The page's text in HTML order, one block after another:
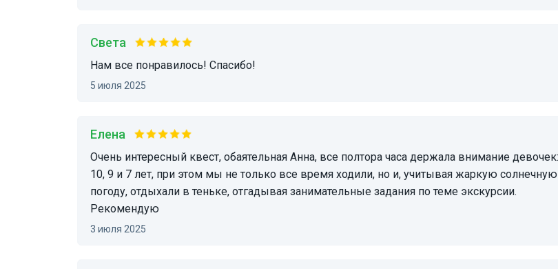
Света
Нам все понравилось! Спасибо!
5 июля 2025
Елена
Очень интересный квест, обаятельная Анна, все полтора часа держала внимание девочек:
10, 9 и 7 лет, при этом мы не только все время ходили, но и, учитывая жаркую солнечную
погоду, отдыхали в теньке, отгадывая занимательные задания по теме экскурсии.
Рекомендую
3 июля 2025